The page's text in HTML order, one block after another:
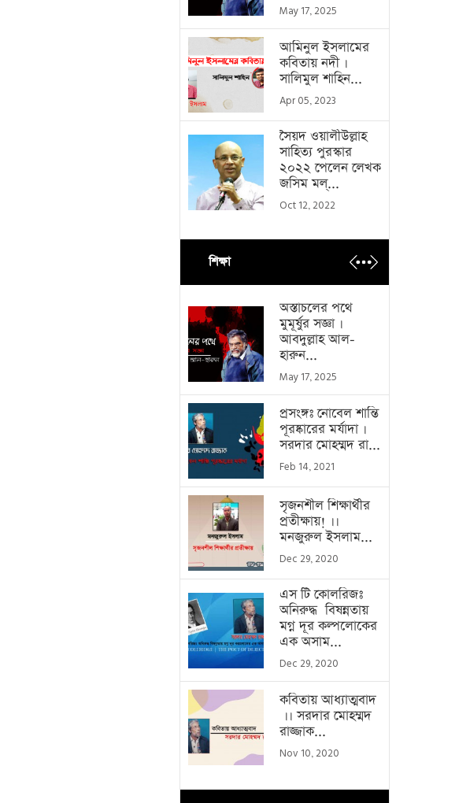
May 17, 2025
আমিনুল ইসলামের
কবিতায় নদী ।
সালিমুল শাহিন...
Apr 05, 2023
সৈয়দ ওয়ালীউল্লাহ
সাহিত্য পুরস্কার
২০২২ পেলেন লেখক
জসিম মল্...
Oct 12, 2022
শিক্ষা
অস্তাচলের পথে
মুমূর্ষুর সজ্ঞা ।
আবদুল্লাহ আল-
হারুন...
May 17, 2025
প্রসংঙ্গঃ নোবেল শান্তি
পূরষ্কারের মর্যাদা ।
সরদার মোহম্মদ রা...
Feb 14, 2021
সৃজনশীল শিক্ষার্থীর
প্রতীক্ষায়! ।।
মনজুরুল ইসলাম...
Dec 29, 2020
এস টি কোলরিজঃ
অনিরুদ্ধ বিষন্নতায়
মগ্ন দূর কল্পলোকের
এক অসাম...
Dec 29, 2020
কবিতায় আধ্যাত্মবাদ
।। সরদার মোহম্মদ
রাজ্জাক...
Nov 10, 2020